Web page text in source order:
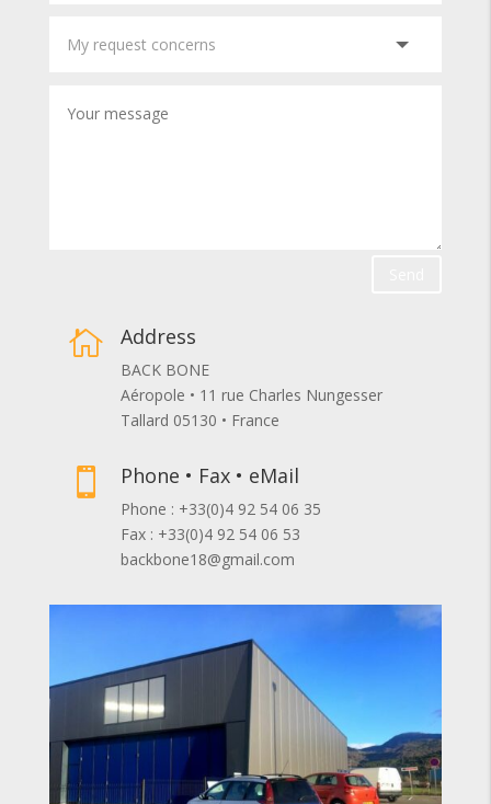
 Address
BACK BONE
Aéropole • 11 rue Charles Nungesser
Tallard 05130 • France
 Phone • Fax • eMail
Phone : +33(0)4 92 54 06 35
Fax : +33(0)4 92 54 06 53
backbone18@gmail.com